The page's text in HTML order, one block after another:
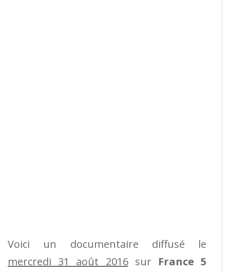
Voici un documentaire diffusé le
mercredi 31 août 2016sur France 5